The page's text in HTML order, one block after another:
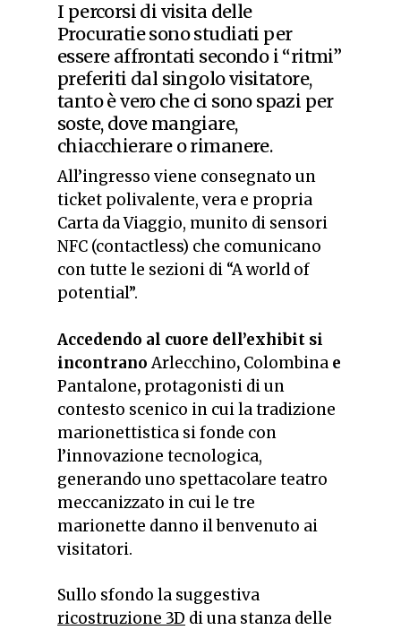
I percorsi di visita delle
Procuratie sono studiati per
essere affrontati secondo i “ritmi”
preferiti dal singolo visitatore,
tanto è vero che ci sono spazi per
soste, dove mangiare,
chiacchierare o rimanere.
All’ingresso viene consegnato un
ticket polivalente, vera e propria
Carta da Viaggio, munito di sensori
NFC (contactless) che comunicano
con tutte le sezioni di “A world of
potential”.
Accedendo al cuore dell’exhibit si
incontranoArlecchino, Colombina e
Pantalone, protagonisti di un
contesto scenico in cui la tradizione
marionettistica si fonde con
l’innovazione tecnologica,
generando uno spettacolare teatro
meccanizzato in cui le tre
marionette danno il benvenuto ai
visitatori.
Sullo sfondo la suggestiva
ricostruzione 3D di una stanza delle